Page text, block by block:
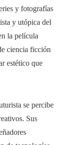
y fotografías
y utópica del
la película
ciencia ficción
estético que
se percibe
Sus